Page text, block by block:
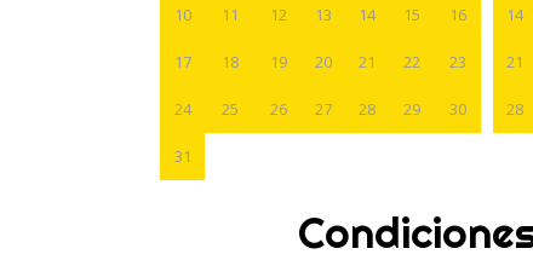
10 11 12 13 14 15 16
17 18 19 20 21 22 23
24 25 26 27 28 29 30
31
14
21
28